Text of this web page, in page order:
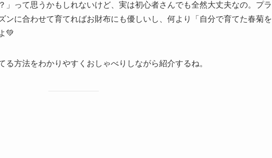
」って思うかもしれないけど、実は初心者さんでも全然大丈夫なの。プラ
ンに合わせて育てればお財布にも優しいし、何より「自分で育てた春菊を
💚
方法をわかりやすくおしゃべりしながら紹介するね。